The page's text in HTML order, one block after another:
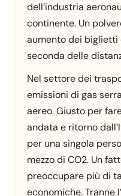
dell’industria
continente. Un
aumento dei biglietti
seconda delle
Nel settore dei
emissioni di gas
aereo. Giusto per
andata e ritorno
per una singola
mezzo di CO2. Un
preoccupare più di
economiche. Tranne